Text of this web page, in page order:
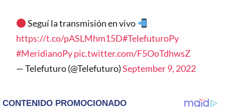
Seguí la transmisión en vivo
https://t.co/pASLMhm15D#TelefuturoPy
#MeridianoPypic.twitter.com/F5OoTdhwsZ
— Telefuturo (@Telefuturo)September 9, 2022